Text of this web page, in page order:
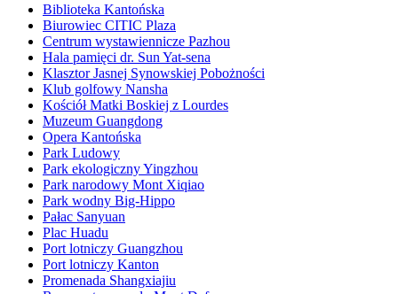
Biblioteka Kantońska
Biurowiec CITIC Plaza
Centrum wystawiennicze Pazhou
Hala pamięci dr. Sun Yat-sena
Klasztor Jasnej Synowskiej Pobożności
Klub golfowy Nansha
Kościół Matki Boskiej z Lourdes
Muzeum Guangdong
Opera Kantońska
Park Ludowy
Park ekologiczny Yingzhou
Park narodowy Mont Xiqiao
Park wodny Big-Hippo
Pałac Sanyuan
Plac Huadu
Port lotniczy Guangzhou
Port lotniczy Kanton
Promenada Shangxiajiu